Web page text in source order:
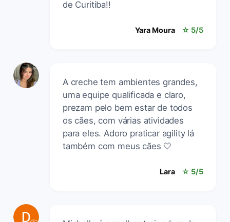
de Curitiba!!
Yara Moura ☆ 5/5
A creche tem ambientes grandes,
uma equipe qualificada e claro,
prezam pelo bem estar de todos
os cães, com várias atividades
para eles. Adoro praticar agility lá
também com meus cães 🤍
Lara ☆ 5/5